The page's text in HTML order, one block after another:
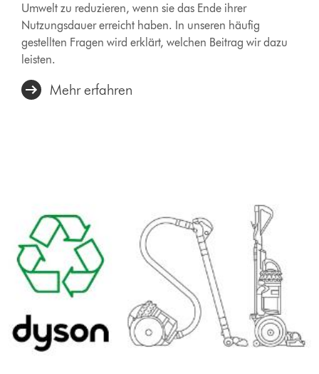
Umwelt zu reduzieren, wenn sie das Ende ihrer
Nutzungsdauer erreicht haben. In unseren häufig
gestellten Fragen wird erklärt, welchen Beitrag wir dazu
leisten.
Mehr erfahren